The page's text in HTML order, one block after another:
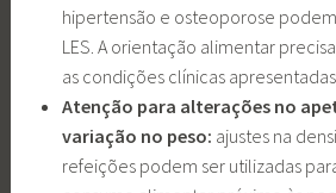
hipertensão e osteoporose
LES. A orientação alimentar
as condições clínicas
Atenção para alterações no
variação no peso: ajustes na
refeições podem ser utilizadas